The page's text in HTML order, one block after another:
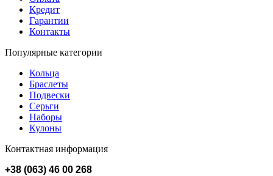
Кредит
Гарантии
Контакты
Популярные категории
Кольца
Браслеты
Подвески
Серьги
Наборы
Кулоны
Контактная информация
+38 (063) 46 00 268